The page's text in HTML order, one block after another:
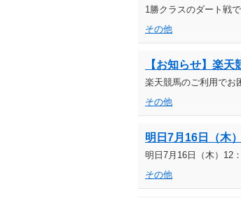
1勝クラスのダート戦
その他
【お知らせ】楽
楽天競馬のご利用でお
その他
明日7月16日（木
明日7月16日（木）12
その他